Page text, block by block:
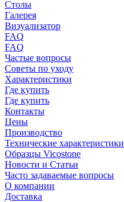
Столы
Галерея
Визуализатор
FAQ
FAQ
Частые вопросы
Советы по уходу
Характеристики
Где купить
Где купить
Контакты
Цены
Производство
Технические характеристики
Образцы Vicostone
Новости и Статьи
Часто задаваемые вопросы
О компании
Доставка